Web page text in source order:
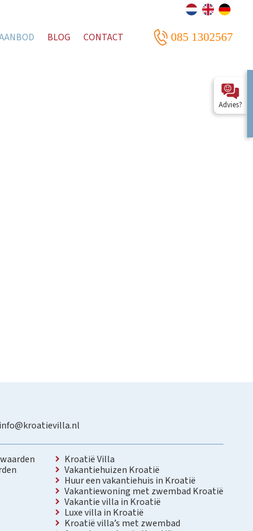
BLOG CONTACT 085 1302567
info@kroatievilla.nl
Kroatië Villa
Vakantiehuizen Kroatië
Huur een vakantiehuis in Kroatië
Vakantiewoning met zwembad Kroatië
Vakantie villa in Kroatië
Luxe villa in Kroatië
Kroatië villa’s met zwembad
Advies?